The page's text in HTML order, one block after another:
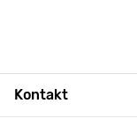
Kontakt